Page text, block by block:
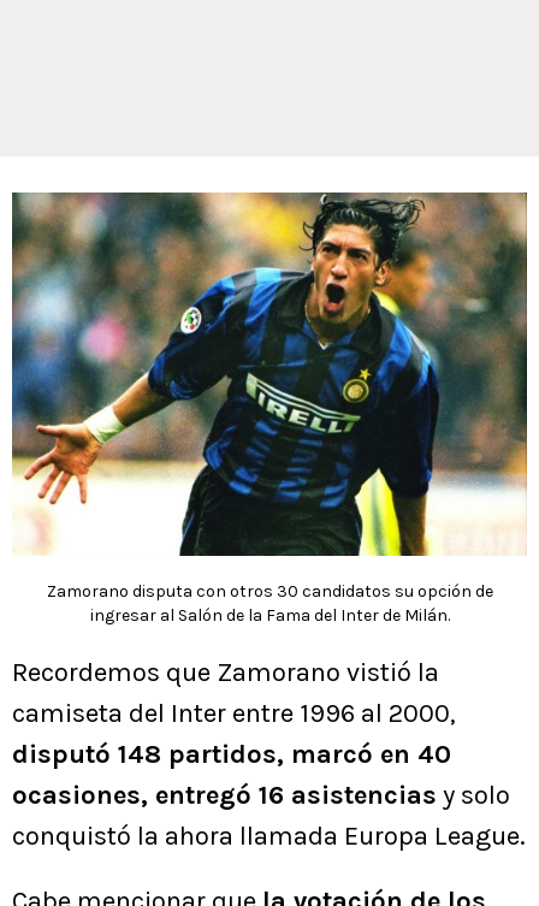
Zamorano disputa con otros 30 candidatos su opción de
ingresar al Salón de la Fama del Inter de Milán.
Recordemos que Zamorano vistió la
camiseta del Inter entre 1996 al 2000,
disputó 148 partidos, marcó en 40
ocasiones, entregó 16 asistencias y solo
conquistó la ahora llamada Europa League.